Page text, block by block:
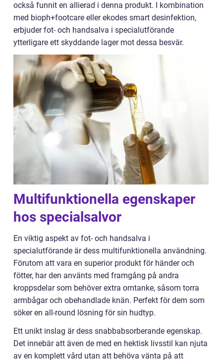
också funnit en allierad i denna produkt. I kombination
med bioph+footcare eller ekodes smart desinfektion,
erbjuder fot- och handsalva i specialutförande
ytterligare ett skyddande lager mot dessa besvär.
Multifunktionella egenskaper
hos specialsalvor
En viktig aspekt av fot- och handsalva i
specialutförande är dess multifunktionella användning.
Förutom att vara en superior produkt för händer och
fötter, har den använts med framgång på andra
kroppsdelar som behöver extra omtanke, såsom torra
armbågar och obehandlade knän. Perfekt för dem som
söker en all-round lösning för sin hudtyp.
Ett unikt inslag är dess snabbabsorberande egenskap.
Det innebär att även de med en hektisk livsstil kan njuta
av en komplett vård utan att behöva vänta på att